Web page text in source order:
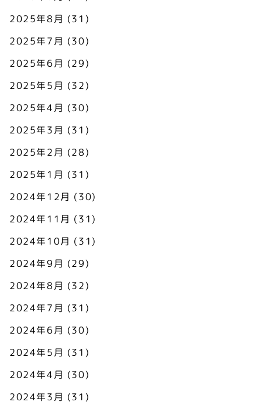
2025年8月 (31)
2025年7月 (30)
2025年6月 (29)
2025年5月 (32)
2025年4月 (30)
2025年3月 (31)
2025年2月 (28)
2025年1月 (31)
2024年12月 (30)
2024年11月 (31)
2024年10月 (31)
2024年9月 (29)
2024年8月 (32)
2024年7月 (31)
2024年6月 (30)
2024年5月 (31)
2024年4月 (30)
2024年3月 (31)